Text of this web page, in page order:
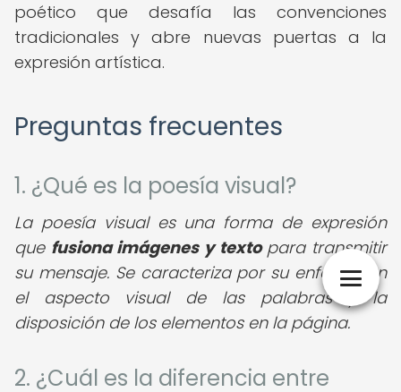
poético que desafía las convenciones
tradicionales y abre nuevas puertas a la
expresión artística.
Preguntas frecuentes
1. ¿Qué es la poesía visual?
La poesía visual es una forma de expresión
que fusiona imágenes y textopara transmitir
su mensaje. Se caracteriza por su enfoque en
el aspecto visual de las palabras y la
disposición de los elementos en la página.
2. ¿Cuál es la diferencia entre